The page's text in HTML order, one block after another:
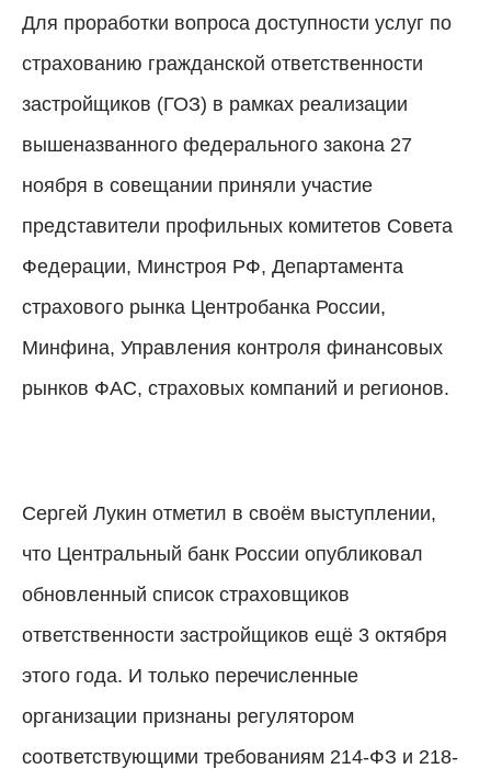
Для проработки вопроса доступности услуг по
страхованию гражданской ответственности
застройщиков (ГОЗ) в рамках реализации
вышеназванного федерального закона 27
ноября в совещании приняли участие
представители профильных комитетов Совета
Федерации, Минстроя РФ, Департамента
страхового рынка Центробанка России,
Минфина, Управления контроля финансовых
рынков ФАС, страховых компаний и регионов.
Сергей Лукин отметил в своём выступлении,
что Центральный банк России опубликовал
обновленный список страховщиков
ответственности застройщиков ещё 3 октября
этого года. И только перечисленные
организации признаны регулятором
соответствующими требованиям 214-ФЗ и 218-